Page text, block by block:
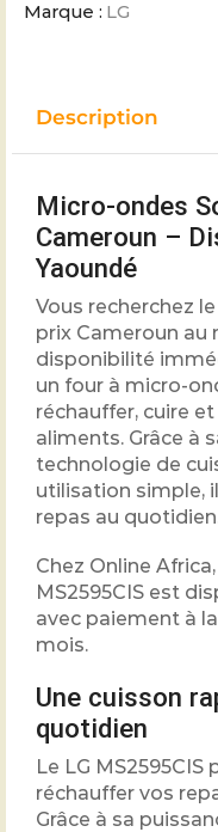
Marque : LG
Description
Micro-ondes
Cameroun –
Yaoundé
Vous recherchez
prix Cameroun au
disponibilité
un four à micro-
réchauffer, cuire
aliments. Grâce à
technologie de
utilisation simple,
repas au
Chez Online
MS2595CIS est
avec paiement à
mois.
Une cuisson
quotidien
Le LG
réchauffer vos
Grâce à sa